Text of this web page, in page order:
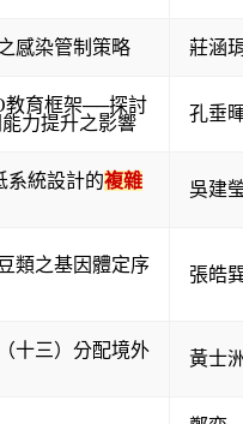
感染管制策略 莊涵
教育框架──探討
力提升之影響
孔垂
系統設計的複雜
吳建
類之基因體定序
張皓
十三）分配境外
黃士